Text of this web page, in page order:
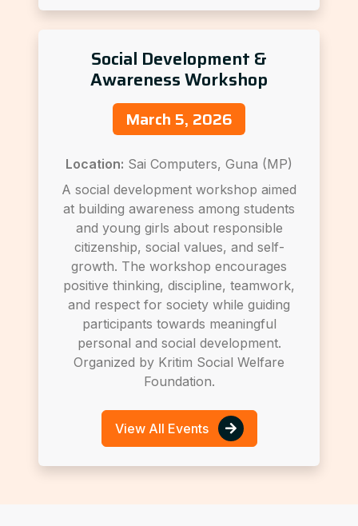
Social Development &
Awareness Workshop
March 5, 2026
Location: Sai Computers, Guna (MP)
A social development workshop aimed
at building awareness among students
and young girls about responsible
citizenship, social values, and self-
growth. The workshop encourages
positive thinking, discipline, teamwork,
and respect for society while guiding
participants towards meaningful
personal and social development.
Organized by Kritim Social Welfare
Foundation.
View All Events